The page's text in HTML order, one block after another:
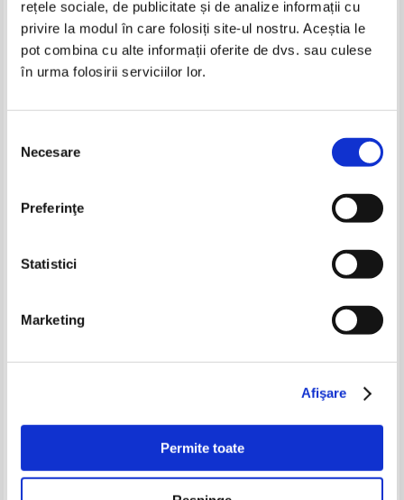
rețele sociale, de publicitate și de analize informații cu
privire la modul în care folosiți site-ul nostru. Aceștia le
pot combina cu alte informații oferite de dvs. sau culese
în urma folosirii serviciilor lor.
consimțământului
Necesare
Preferinţe
Statistici
Marketing
Afişare
Permite toate
Pret: 30,00Lei 18,00 Lei
Adaugă în coș
Hawking. O viata dedicata
stiintei
Pret:40,00Lei 16,00 Lei
Adaugă în coș
43,00Lei
Larousse. Dictionarul spatiului